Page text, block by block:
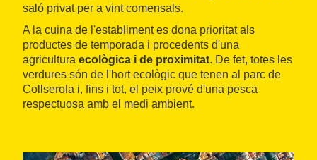
saló privat per a vint comensals.
A la cuina de l'establiment es dona prioritat als
productes de temporada i procedents d'una
agricultura ecològica i de proximitat. De fet, totes les
verdures són de l'hort ecològic que tenen al parc de
Collserola i, fins i tot, el peix prové d'una pesca
respectuosa amb el medi ambient.